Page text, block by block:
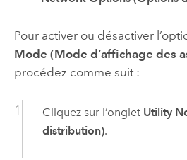
Pour activer ou désactiver
Mode (Mode d’affichage des
procédez comme suit :
Cliquez sur l’onglet Utility
distribution).